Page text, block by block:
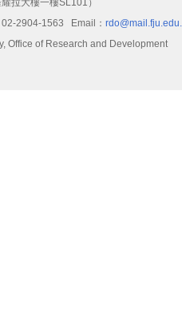
拉大樓一樓SL101）
2904-1563 Email：
Office of Research and Development